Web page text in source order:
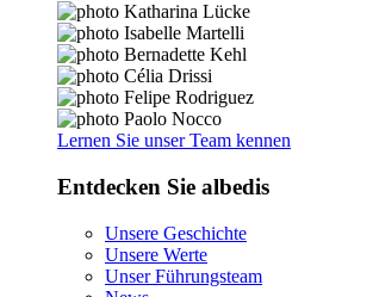
Lernen Sie unser Team kennen
Entdecken Sie albedis
Unsere Geschichte
Unsere Werte
Unser Führungsteam